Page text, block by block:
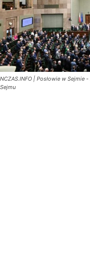
NCZAS.INFO | Posłowie w Sejmie
Sejmu